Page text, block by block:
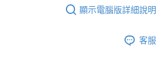
顯示電腦版詳細說明
客服